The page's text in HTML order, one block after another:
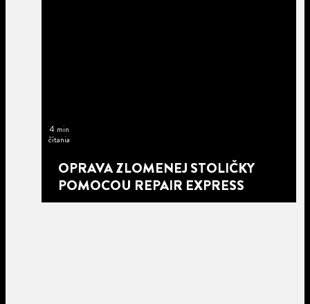
4 min
čítania
OPRAVA ZLOMENEJ STOLIČKY
POMOCOU REPAIR EXPRESS